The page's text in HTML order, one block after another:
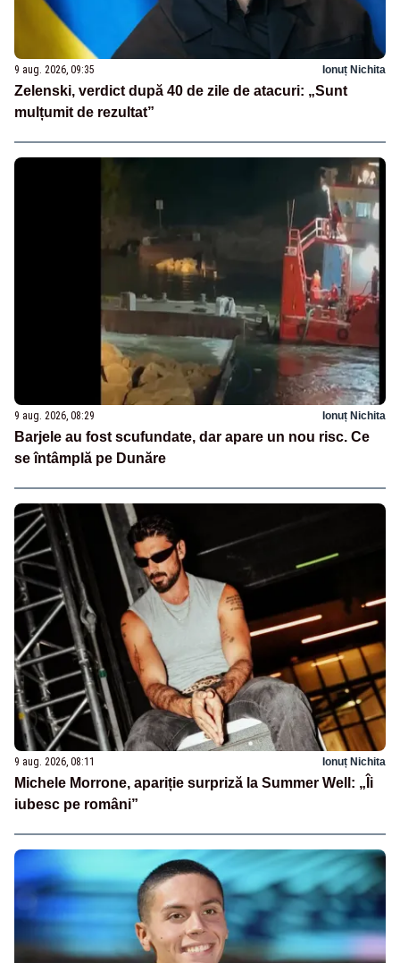
9 aug. 2026, 09:35 Ionuț Nichita
Zelenski, verdict după 40 de zile de atacuri: „Sunt
mulțumit de rezultat”
9 aug. 2026, 08:29 Ionuț Nichita
Barjele au fost scufundate, dar apare un nou risc. Ce
se întâmplă pe Dunăre
9 aug. 2026, 08:11 Ionuț Nichita
Michele Morrone, apariție surpriză la Summer Well: „Îi
iubesc pe români”